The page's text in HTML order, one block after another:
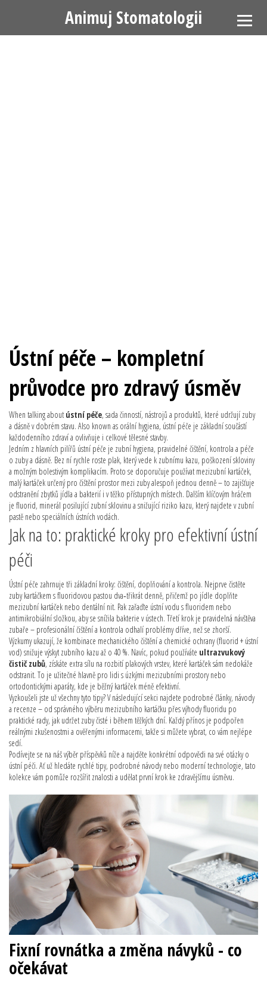
Animuj Stomatologii
Ústní péče – kompletní
průvodce pro zdravý úsměv
When talking about ústní péče, sada činností, nástrojů a produktů, které udržují zuby
a dásně v dobrém stavu. Also known as orální hygiena, ústní péče je základní součástí
každodenního zdraví a ovlivňuje i celkové tělesné stavby.
Jedním z hlavních pilířů ústní péče je zubní hygiena, pravidelné čištění, kontrola a péče
o zuby a dásně. Bez ní rychle roste plak, který vede k zubnímu kazu, poškození skloviny
a možným bolestivým komplikacím. Proto se doporučuje používat mezizubní kartáček,
malý kartáček určený pro čištění prostor mezi zubyalespoň jednou denně – to zajišťuje
odstranění zbytků jídla a bakterií i v těžko přístupných místech. Dalším klíčovým hráčem
je fluorid, minerál posilující zubní sklovinu a snižující riziko kazu, který najdete v zubní
pastě nebo speciálních ústních vodách.
Jak na to: praktické kroky pro efektivní ústní
péči
Ústní péče zahrnuje tři základní kroky: čištění, doplňování a kontrola. Nejprve čistěte
zuby kartáčkem s fluoridovou pastou dva‑třikrát denně, přičemž po jídle doplňte
mezizubní kartáček nebo dentální nit. Pak zařaďte ústní vodu s fluoridem nebo
antimikrobiální složkou, aby se snížila bakterie v ústech. Třetí krok je pravidelná návštěva
zubaře – profesionální čištění a kontrola odhalí problémy dříve, než se zhorší.
Výzkumy ukazují, že kombinace mechanického čištění a chemické ochrany (fluorid + ústní
vod) snižuje výskyt zubního kazu až o 40 %. Navíc, pokud používáte ultrazvukový
čistič zubů, získáte extra sílu na rozbití plakových vrstev, které kartáček sám nedokáže
odstranit. To je užitečné hlavně pro lidi s úzkými mezizubními prostory nebo
ortodontickými aparáty, kde je běžný kartáček méně efektivní.
Vyzkoušeli jste už všechny tyto tipy? V následující sekci najdete podrobné články, návody
a recenze – od správného výběru mezizubního kartáčku přes výhody fluoridu po
praktické rady, jak udržet zuby čisté i během těžkých dní. Každý přínos je podpořen
reálnými zkušenostmi a ověřenými informacemi, takže si můžete vybrat, co vám nejlépe
sedí.
Podívejte se na náš výběr příspěvků níže a najděte konkrétní odpovědi na své otázky o
ústní péči. Ať už hledáte rychlé tipy, podrobné návody nebo moderní technologie, tato
kolekce vám pomůže rozšířit znalosti a udělat první krok ke zdravějšímu úsměvu.
Fixní rovnátka a změna návyků - co
očekávat